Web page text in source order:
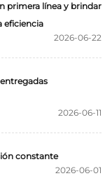
primera línea y brindar
eficiencia
2026-06-22
2026-06-11
constante
2026-06-01